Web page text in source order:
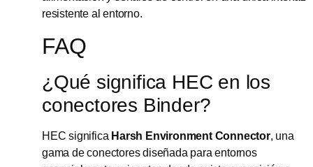
resistente al entorno.
FAQ
¿Qué significa HEC en los
conectores Binder?
HEC significa Harsh Environment Connector, una
gama de conectores diseñada para entornos